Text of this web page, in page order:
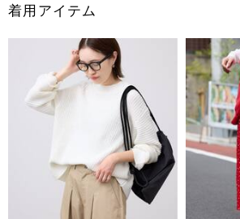
着用アイテム